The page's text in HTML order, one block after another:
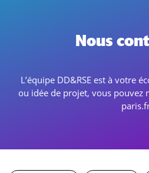
Nous
L’équipe DD&RSE est à votre
ou idée de projet, vous pouvez